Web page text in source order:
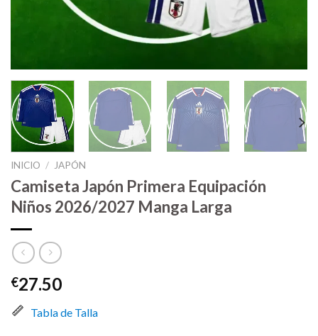
INICIO / JAPÓN
Camiseta Japón Primera Equipación
Niños 2026/2027 Manga Larga
€27.50
Tabla de Talla